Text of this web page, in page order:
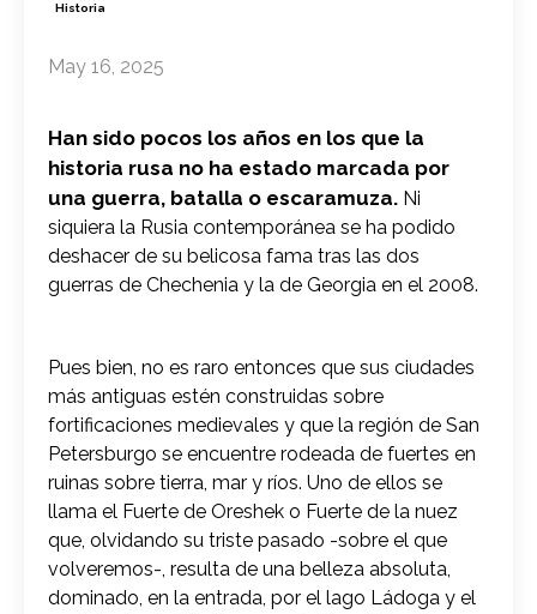
Historia
May 16, 2025
Han sido pocos los años en los que la
historia rusa no ha estado marcada por
una guerra, batalla o escaramuza. Ni
siquiera la Rusia contemporánea se ha podido
deshacer de su belicosa fama tras las dos
guerras de Chechenia y la de Georgia en el 2008.
Pues bien, no es raro entonces que sus ciudades
más antiguas estén construidas sobre
fortificaciones medievales y que la región de San
Petersburgo se encuentre rodeada de fuertes en
ruinas sobre tierra, mar y ríos. Uno de ellos se
llama el Fuerte de Oreshek o Fuerte de la nuez
que, olvidando su triste pasado -sobre el que
volveremos-, resulta de una belleza absoluta,
dominado, en la entrada, por el lago Ládoga y el